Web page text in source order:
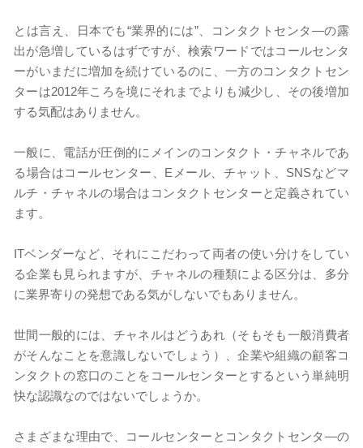
とは言え、日本でも“業界的には”、コンタクトセンタ―の露
出が急増しているはずですが、検索ワードではコールセンタ
ーがいまだに増加を続けているのに、一方のコンタクトセン
ターは2012年ころを境にそれまでよりも減少し、その後増加
する気配はありません。
一般に、電話が圧倒的にメインのコンタクト・チャネルであ
る場合はコールセンター、Eメール、チャット、SNSなどマ
ルチ・チャネルの場合はコンタクトセンターと定義されてい
ます。
ITベンダーなど、それにこだわって両者の使い分けをしてい
る企業も見られますが、チャネルの種類による区分は、多分
に業界寄りの発想である気がしないでもありません。
世間一般的には、チャネルはどうあれ（そもそも一般消費者
がそんなことを意識しないでしょう）、企業や組織の顧客コ
ンタクトの窓口のことをコールセンターとするという単純明
快な認識なのではないでしょうか。
さまざまな理由で、コールセンターとコンタクトセンタ―の